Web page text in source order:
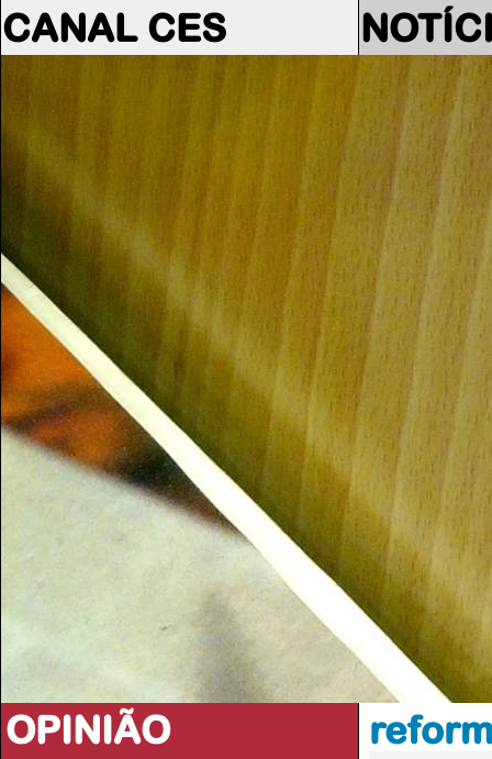
CANAL CES
OPINIÃO